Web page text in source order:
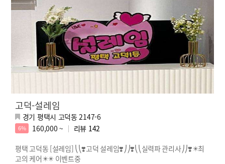
고덕-설레임
경기 평택시 고덕동 2147-6
6% 160,000 ~ 리뷰 142
평택 고덕동 [설레임] ⎝⎝❣️고덕 설레임❣️⎠⎠❣️⎝⎝실력파 관리사⎠⎠❣️✴️최
고의 케어✴️✴️ 이벤트중